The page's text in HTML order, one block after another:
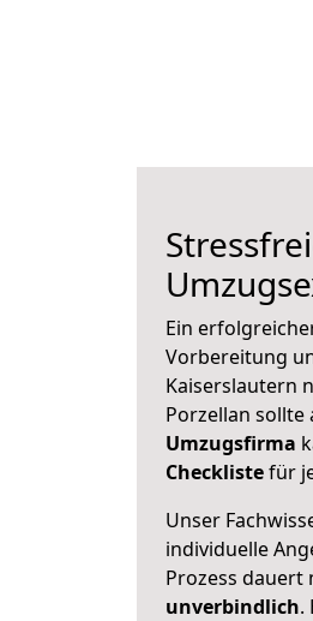
Ein
Vorbereitung
Kaiserslautern
Porzellan
Umzugsfirma
Checklistefür
Unser
individuelle
Prozess
unverbindlich.